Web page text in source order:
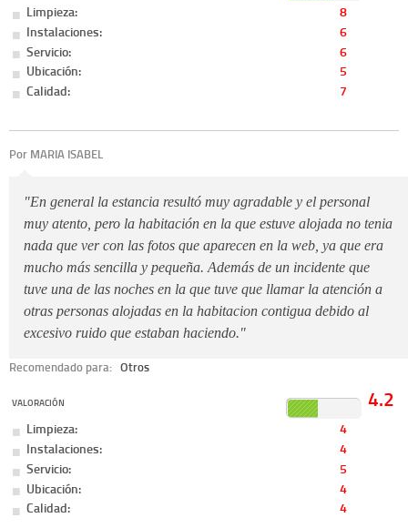
Limpieza:
8
Instalaciones:
6
Servicio:
6
Ubicación:
5
Calidad:
7
Por MARIA ISABEL
"En general la estancia resultó muy agradable y el personal
muy atento, pero la habitación en la que estuve alojada no tenia
nada que ver con las fotos que aparecen en la web, ya que era
mucho más sencilla y pequeña. Además de un incidente que
tuve una de las noches en la que tuve que llamar la atención a
otras personas alojadas en la habitacion contigua debido al
excesivo ruido que estaban haciendo."
Recomendado para: Otros
VALORACIÓN 4.2
Limpieza:
4
Instalaciones:
4
Servicio:
5
Ubicación:
4
Calidad:
4